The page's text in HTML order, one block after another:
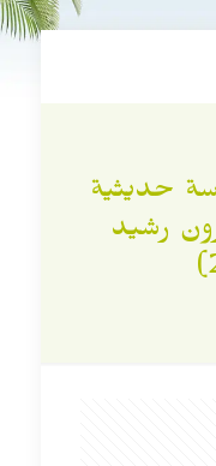
حديثية
رشيد